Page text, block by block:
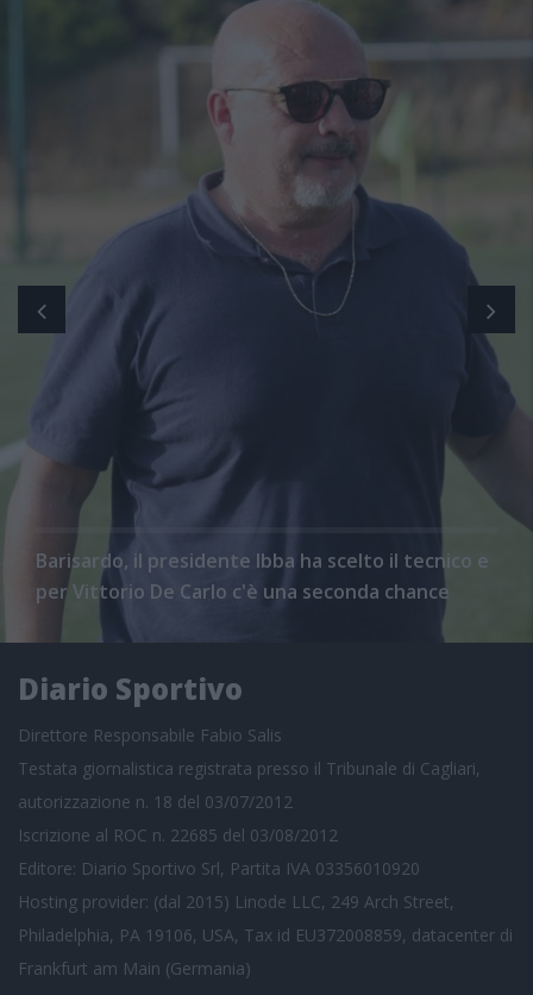
Barisardo, il presidente Ibba ha scelto il tecnico e
per Vittorio De Carlo c'è una seconda chance
Diario Sportivo
Direttore Responsabile Fabio Salis
Testata giornalistica registrata presso il Tribunale di Cagliari,
autorizzazione n. 18 del 03/07/2012
Iscrizione al ROC n. 22685 del 03/08/2012
Editore: Diario Sportivo Srl, Partita IVA 03356010920
Hosting provider: (dal 2015) Linode LLC, 249 Arch Street,
Philadelphia, PA 19106, USA, Tax id EU372008859, datacenter di
Frankfurt am Main (Germania)